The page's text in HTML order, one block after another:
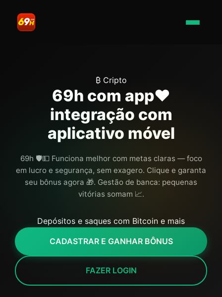
₿ Cripto
69h com app❤️
integração com
aplicativo móvel
69h 🛡️💵 Funciona melhor com metas claras — foco
em lucro e segurança, sem exagero. Clique e garanta
seu bônus agora 🎁. Gestão de banca: pequenas
vitórias somam 📈.
Depósitos e saques com Bitcoin e mais
CADASTRAR E GANHAR BÔNUS
FAZER LOGIN